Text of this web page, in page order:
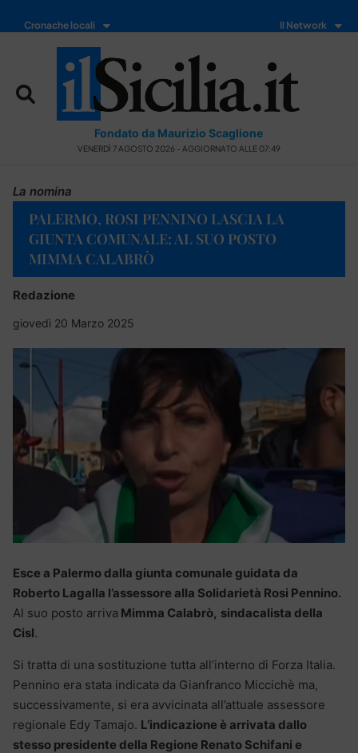
Cronache locali Il Network
Fondato da Maurizio Scaglione
VENERDÌ 7 AGOSTO 2026 - AGGIORNATO ALLE 07:49
La nomina
PALERMO, ROSI PENNINO LASCIA LA
GIUNTA COMUNALE: AL SUO POSTO
MIMMA CALABRÒ
Redazione
giovedì 20 Marzo 2025
Esce a Palermo dalla giunta comunale guidata da
Roberto Lagalla l’assessore alla Solidarietà Rosi Pennino.
Al suo posto arriva Mimma Calabrò, sindacalista della
Cisl.
Si tratta di una sostituzione tutta all’interno di Forza Italia.
Pennino era stata indicata da Gianfranco Miccichè ma,
successivamente, si era avvicinata all’attuale assessore
regionale Edy Tamajo. L’indicazione è arrivata dallo
stesso presidente della Regione Renato Schifani e